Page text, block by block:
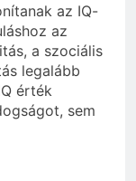
az IQ-
az
a szociális
legalább
érték
sem